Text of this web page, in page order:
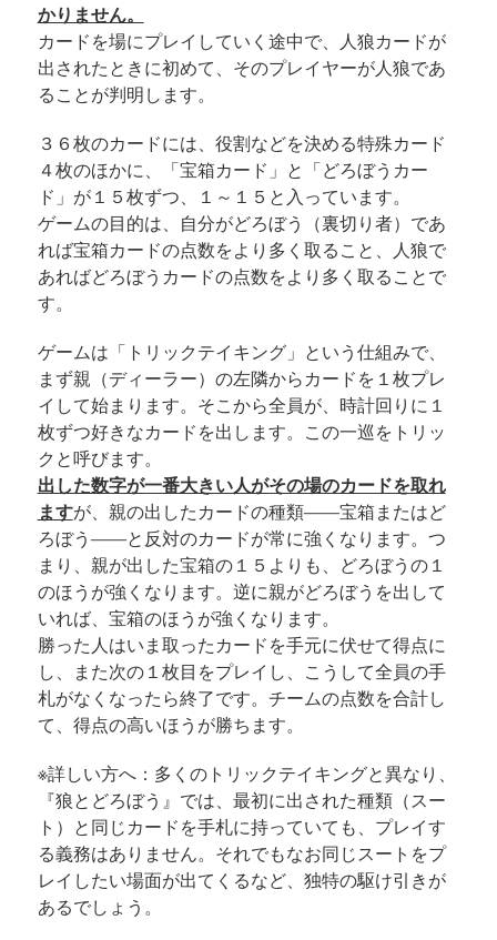
かりません。
カードを場にプレイしていく途中で、人狼カードが
出されたときに初めて、そのプレイヤーが人狼であ
ることが判明します。
３６枚のカードには、役割などを決める特殊カード
４枚のほかに、「宝箱カード」と「どろぼうカー
ド」が１５枚ずつ、１～１５と入っています。
ゲームの目的は、自分がどろぼう（裏切り者）であ
れば宝箱カードの点数をより多く取ること、人狼で
あればどろぼうカードの点数をより多く取ることで
す。
ゲームは「トリックテイキング」という仕組みで、
まず親（ディーラー）の左隣からカードを１枚プレ
イして始まります。そこから全員が、時計回りに１
枚ずつ好きなカードを出します。この一巡をトリッ
クと呼びます。
出した数字が一番大きい人がその場のカードを取れ
ますが、親の出したカードの種類——宝箱またはど
ろぼう——と反対のカードが常に強くなります。つ
まり、親が出した宝箱の１５よりも、どろぼうの１
のほうが強くなります。逆に親がどろぼうを出して
いれば、宝箱のほうが強くなります。
勝った人はいま取ったカードを手元に伏せて得点に
し、また次の１枚目をプレイし、こうして全員の手
札がなくなったら終了です。チームの点数を合計し
て、得点の高いほうが勝ちます。
※詳しい方へ：多くのトリックテイキングと異なり、
『狼とどろぼう』では、最初に出された種類（スー
ト）と同じカードを手札に持っていても、プレイす
る義務はありません。それでもなお同じスートをプ
レイしたい場面が出てくるなど、独特の駆け引きが
あるでしょう。